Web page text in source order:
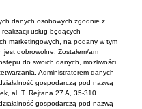
danych osobowych zgodnie z
usług będących
marketingowych, na podany w tym
dobrowolne. Zostałem/am
do swoich danych, możliwości
Administratorem danych
gospodarczą pod nazwą
al. T. Rejtana 27 A, 35-310
gospodarczą pod nazwą